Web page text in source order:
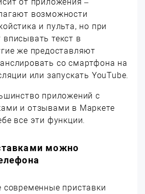
возможности
и пульта, но при
текст в
же предоставляют
со смартфона на
или запускать YouTube.
приложений с
и отзывами в Маркете
все эти функции.
можно
современные приставки